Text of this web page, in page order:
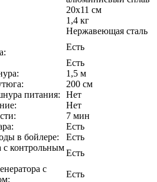
20х11 см
1,4 кг
Нержавеющая сталь
Есть
Есть
1,5 м
200 см
питания:
Нет
Нет
7 мин
Есть
в бойлере:
Есть
контрольным
Есть
с
Есть